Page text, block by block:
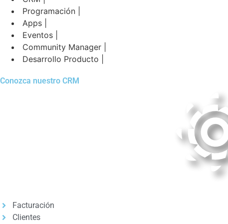
Programación |
Apps |
Eventos |
Community Manager |
Desarrollo Producto |
Conozca nuestro CRM
Facturación
Clientes